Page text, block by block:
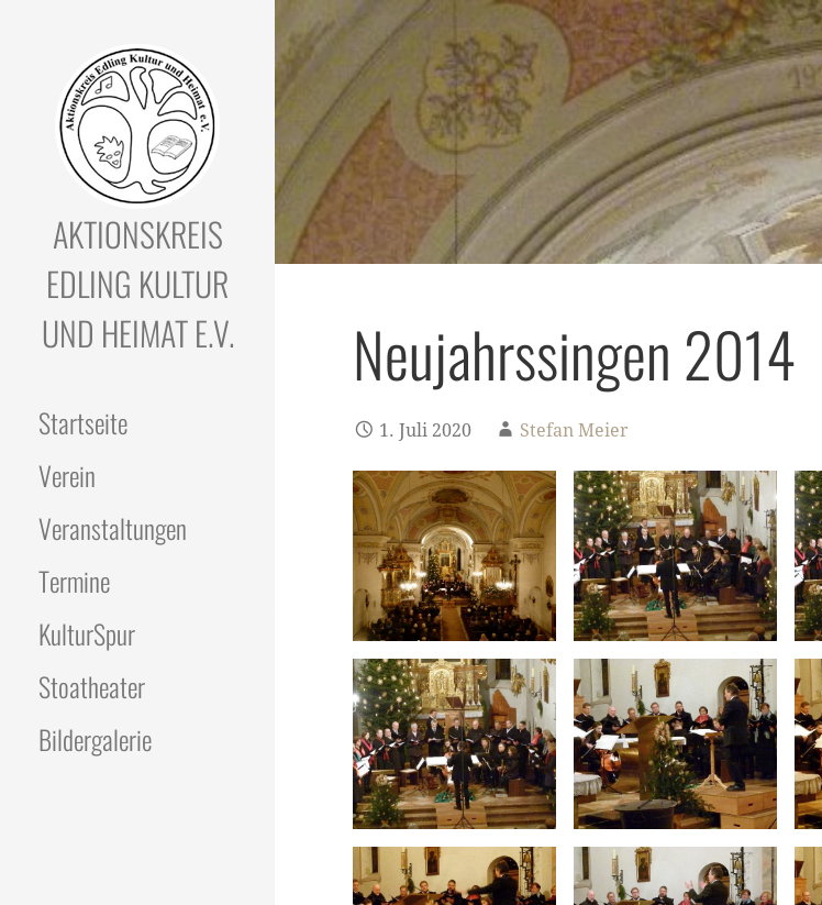
Inhalt
springen
AKTIONSKREIS
EDLING KULTUR
UND HEIMAT E.V.
Startseite
Verein
Veranstaltungen
Termine
KulturSpur
Stoatheater
Bildergalerie
Neujahrssingen 2014
1. Juli 2020 Stefan Meier